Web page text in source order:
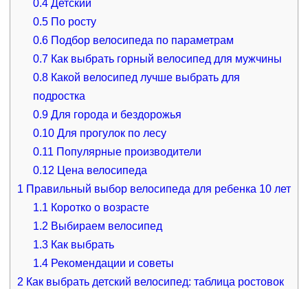
0.4 Детский
0.5 По росту
0.6 Подбор велосипеда по параметрам
0.7 Как выбрать горный велосипед для мужчины
0.8 Какой велосипед лучше выбрать для
подростка
0.9 Для города и бездорожья
0.10 Для прогулок по лесу
0.11 Популярные производители
0.12 Цена велосипеда
1 Правильный выбор велосипеда для ребенка 10 лет
1.1 Коротко о возрасте
1.2 Выбираем велосипед
1.3 Как выбрать
1.4 Рекомендации и советы
2 Как выбрать детский велосипед: таблица ростовок